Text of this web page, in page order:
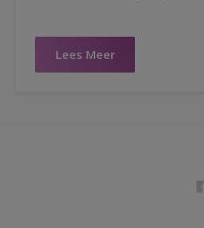
Lees Meer